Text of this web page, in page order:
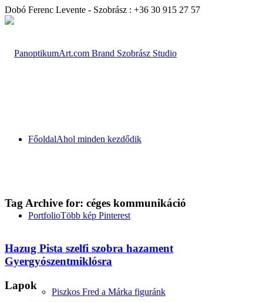
Dobó Ferenc Levente - Szobrász : +36 30 915 27 57
FőoldalAhol minden kezdődik
PortfolioTöbb kép Pinterest
Piszkos Fred a Márka figuránk
Tag Archive for: céges kommunikáció
Hazug Pista szelfi szobra hazament
Gyergyószentmiklósra
Lapok